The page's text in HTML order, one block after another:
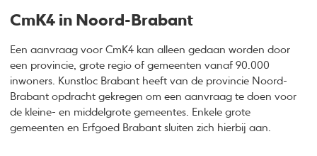
CmK4 in Noord-Brabant
Een aanvraag voor CmK4 kan alleen gedaan worden door
een provincie, grote regio of gemeenten vanaf 90.000
inwoners. Kunstloc Brabant heeft van de provincie Noord-
Brabant opdracht gekregen om een aanvraag te doen voor
de kleine- en middelgrote gemeentes. Enkele grote
gemeenten en Erfgoed Brabant sluiten zich hierbij aan.